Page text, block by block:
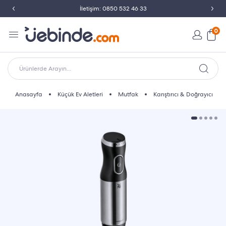
İletişim: 0850 532 46 33
0
Ürünlerde Arayın...
Anasayfa Küçük Ev Aletleri Mutfak Karıştırıcı & Doğrayıcı